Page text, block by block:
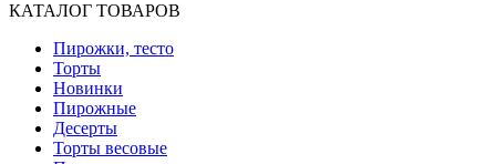
КАТАЛОГ ТОВАРОВ
Пирожки, тесто
Торты
Новинки
Пирожные
Десерты
Торты весовые